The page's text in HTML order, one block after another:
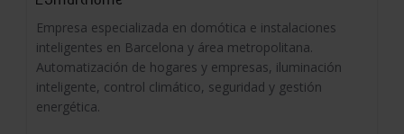
Empresa especializada en domótica e instalaciones
inteligentes en Barcelona y área metropolitana.
Automatización de hogares y empresas, iluminación
inteligente, control climático, seguridad y gestión
energética.